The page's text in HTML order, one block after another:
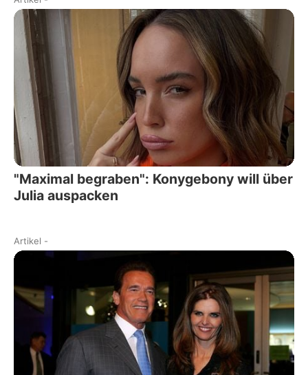
"Maximal begraben": Konygebony will über
Julia auspacken
Artikel -